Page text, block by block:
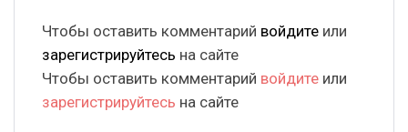
Чтобы оставить комментарий войдите или
зарегистрируйтесь на сайте
Чтобы оставить комментарий войдите или
зарегистрируйтесь на сайте